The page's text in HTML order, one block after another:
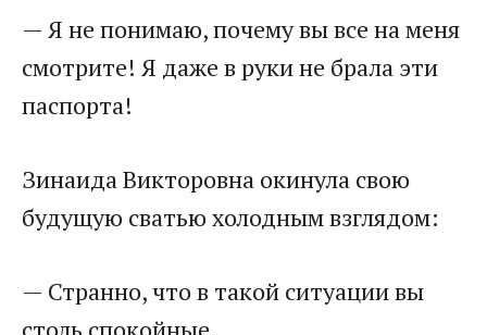
— Я не понимаю, почему вы все на меня
смотрите! Я даже в руки не брала эти
паспорта!
Зинаида Викторовна окинула свою
будущую сватью холодным взглядом:
— Странно, что в такой ситуации вы